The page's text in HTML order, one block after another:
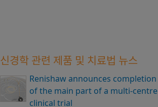
신경학 관련 제품 및 치료법 뉴스
Renishaw announces completion
of the main part of a multi-centre
clinical trial